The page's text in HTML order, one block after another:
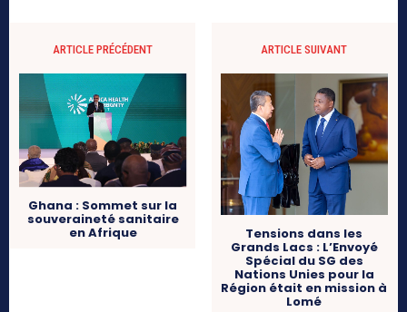
ARTICLE PRÉCÉDENT
Ghana : Sommet sur la
souveraineté sanitaire
en Afrique
ARTICLE SUIVANT
Tensions dans les
Grands Lacs : L’Envoyé
Spécial du SG des
Nations Unies pour la
Région était en mission à
Lomé